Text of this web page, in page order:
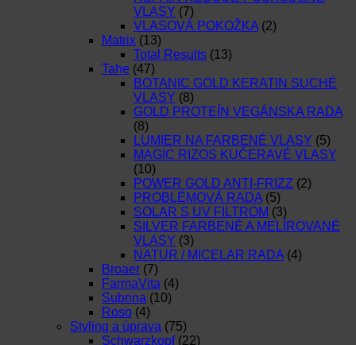
VLASY (7)
VLASOVÁ POKOŽKA (2)
Matrix (13)
Total Results (13)
Tahe (47)
BOTANIC GOLD KERATIN SUCHÉ
VLASY (8)
GOLD PROTEÍN VEGÁNSKA RADA
(8)
LUMIER NA FARBENÉ VLASY (5)
MAGIC RIZOS KUČERAVÉ VLASY
(10)
POWER GOLD ANTI-FRIZZ (2)
PROBLÉMOVÁ RADA (5)
SOLAR S UV FILTROM (3)
SILVER FARBENÉ A MELÍROVANÉ
VLASY (3)
NATUR / MICELAR RADA (4)
Broaer (7)
FarmaVita (4)
Subrina (10)
Roso (4)
Styling a úprava (75)
Schwarzkopf (22)